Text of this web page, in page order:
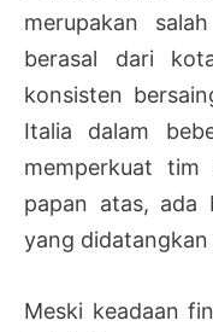
merupakan
berasal dari
konsisten
Italia dalam
memperkuat
papan atas, ada
yang
Meski keadaan